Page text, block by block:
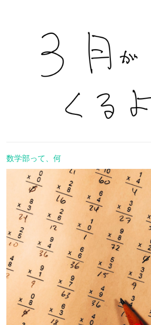
数学部って、何